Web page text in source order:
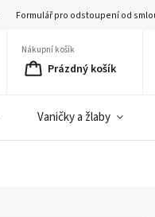
Formulář pro odstoupení od
Nákupní košík
Prázdný košík
Vaničky a žlaby